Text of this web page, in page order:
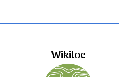
Wikiloc